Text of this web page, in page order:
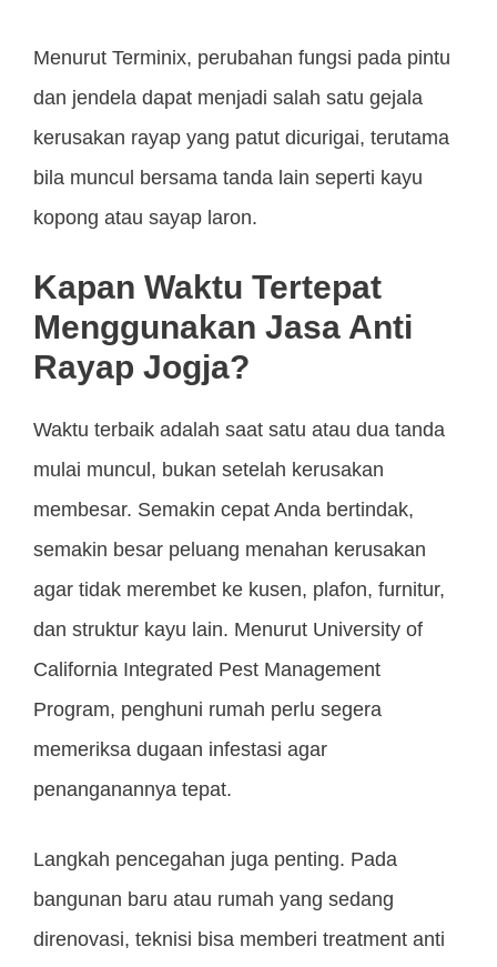
Menurut Terminix, perubahan fungsi pada pintu
dan jendela dapat menjadi salah satu gejala
kerusakan rayap yang patut dicurigai, terutama
bila muncul bersama tanda lain seperti kayu
kopong atau sayap laron.
Kapan Waktu Tertepat
Menggunakan Jasa Anti
Rayap Jogja?
Waktu terbaik adalah saat satu atau dua tanda
mulai muncul, bukan setelah kerusakan
membesar. Semakin cepat Anda bertindak,
semakin besar peluang menahan kerusakan
agar tidak merembet ke kusen, plafon, furnitur,
dan struktur kayu lain. Menurut University of
California Integrated Pest Management
Program, penghuni rumah perlu segera
memeriksa dugaan infestasi agar
penanganannya tepat.
Langkah pencegahan juga penting. Pada
bangunan baru atau rumah yang sedang
direnovasi, teknisi bisa memberi treatment anti